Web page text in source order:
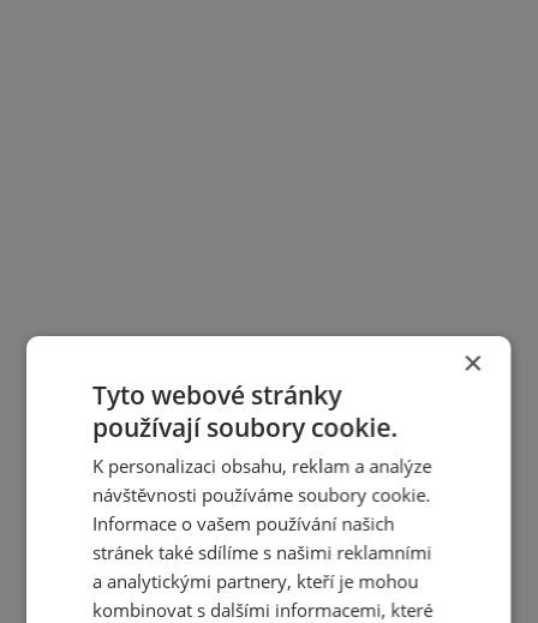
×
Tyto webové stránky
používají soubory cookie.
K personalizaci obsahu, reklam a analýze
návštěvnosti používáme soubory cookie.
Informace o vašem používání našich
stránek také sdílíme s našimi reklamními
a analytickými partnery, kteří je mohou
kombinovat s dalšími informacemi, které